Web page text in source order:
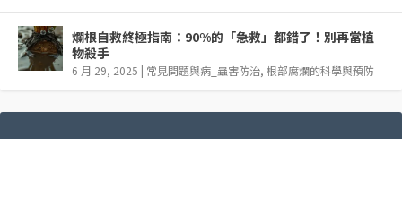
爛根自救終極指南：90%的「急救」都錯了！別再當植
物殺手
6 月 29, 2025 | 常見問題與病_蟲害防治, 根部腐爛的科學與預防